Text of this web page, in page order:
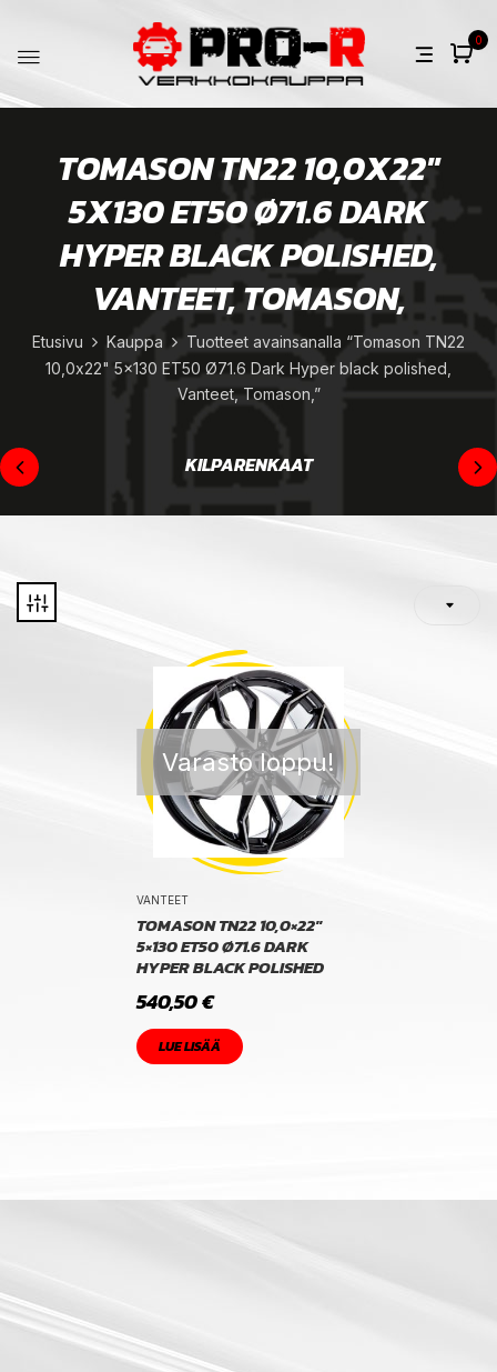
0
TOMASON TN22 10,0X22"
5X130 ET50 Ø71.6 DARK
HYPER BLACK POLISHED,
VANTEET, TOMASON,
Etusivu Kauppa
Tuotteet avainsanalla “Tomason TN22
10,0x22" 5x130 ET50 Ø71.6 Dark Hyper black polished,
Vanteet, Tomason,”
KILPARENKAAT
Varasto loppu!
VANTEET
TOMASON TN22 10,0×22″
5×130 ET50 Ø71.6 DARK
HYPER BLACK POLISHED
540,50€
LUE LISÄÄ